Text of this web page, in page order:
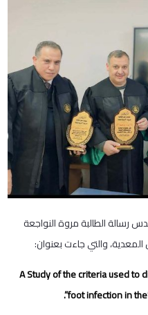
رسالة الطالبة مروة النواجعة
والتي جاءت بعنوان:
A Study of the criteria used to
foot infection in